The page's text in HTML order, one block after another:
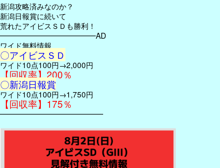
新潟攻略済みなのか？
新潟日報賞に続いて
荒れたアイビスＳＤも勝利！
━━━━━━━━━━━━━AD
ワイド無料情報
〇アイビスＳＤ
ワイド10点100円→2,000円
【回収率】200％
〇新潟日報賞
ワイド10点100円→1,750円
【回収率】175％
━━━━━━━━━━━━━━